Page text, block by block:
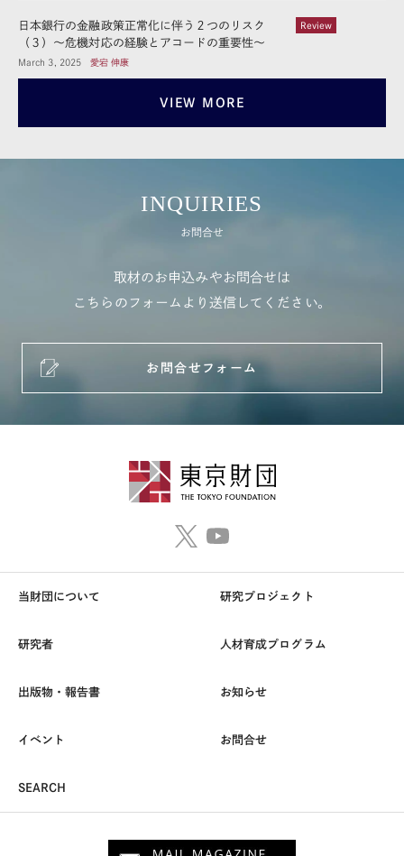
Review
日本銀行の金融政策正常化に伴う２つのリスク
（３）～危機対応の経験とアコードの重要性～
March 3, 2025 愛宕 伸康
VIEW MORE
INQUIRIES
お問合せ
取材のお申込みやお問合せは
こちらのフォームより送信してください。
お問合せフォーム
当財団について 研究プロジェクト
研究者 人材育成プログラム
出版物・報告書 お知らせ
イベント お問合せ
SEARCH